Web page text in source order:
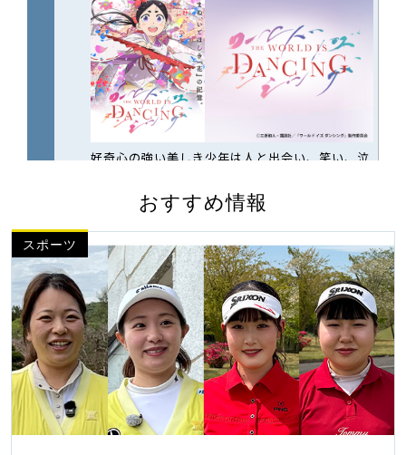
おすすめ情報
スポーツ